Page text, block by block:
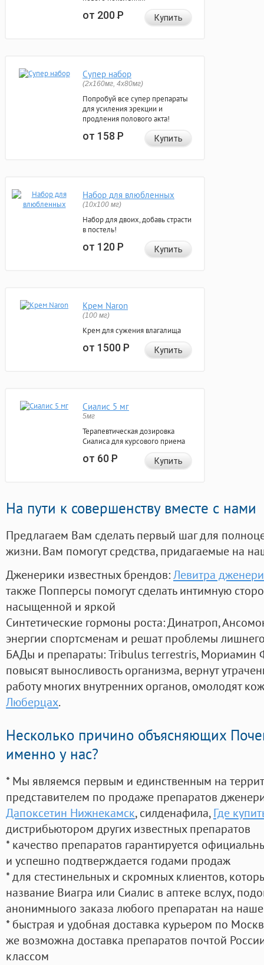
от 200Р Купить
Супер набор
(2х160мг, 4х80мг)
Попробуй все супер препараты
для усиления эрекции и
продления полового акта!
от 158Р Купить
Набор для влюбленных
(10х100 мг)
Набор для двоих, добавь страсти
в постель!
от 120Р Купить
Крем Naron
(100 мг)
Крем для сужения влагалища
от 1500Р Купить
Сиалис 5 мг
5мг
Терапевтическая дозировка
Сиалиса для курсового приема
от 60Р Купить
На пути к совершенству вместе с нами
Предлагаем Вам сделать первый шаг для
жизни. Вам помогут средства, придагаемые на
Дженерики известных брендов:Левитра
также Попперсы помогут сделать интимную
насыщенной и яркой
Синтетические гормоны роста: Динатроп,
энергии спортсменам и решат проблемы
БАДы и препараты:Tribulus terrestris, Мориамин
повысят выносливость организма, вернут
работу многих внутренних органов, омолодят
Люберцах.
Несколько причино объясняющих
именно у нас?
* Мы являемся первым и единственным на
представителем по продаже препаратов
Дапоксетин Нижнекамск, силденафила, Где
дистрибьютором других известных препаратов
* качество препаратов гарантируется
и успешно подтверждается годами продаж
* для стестинельных и скромных клиентов,
название Виагра или Сиалис в аптеке вслух,
анонимныого заказа любого препаратан на
* быстрая и удобная доставка курьером по
же возможна доставка препаратов почтой
классом